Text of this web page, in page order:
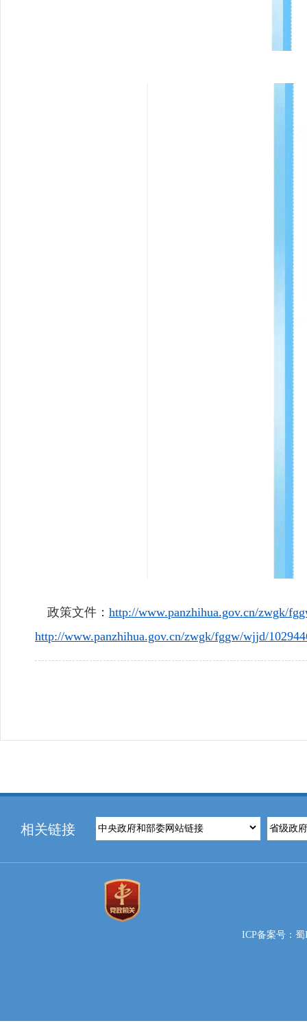
政策文件： http://www.panzhihua.gov.cn/zwgk/
http://www.panzhihua.gov.cn/zwgk/fggw/wjjd/
相关链接
ICP备案号：蜀